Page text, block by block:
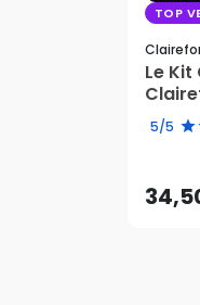
TOP
Le
5/5